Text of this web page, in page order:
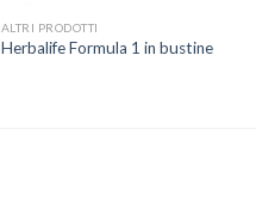
ALTRI PRODOTTI
Herbalife Formula 1 in bustine